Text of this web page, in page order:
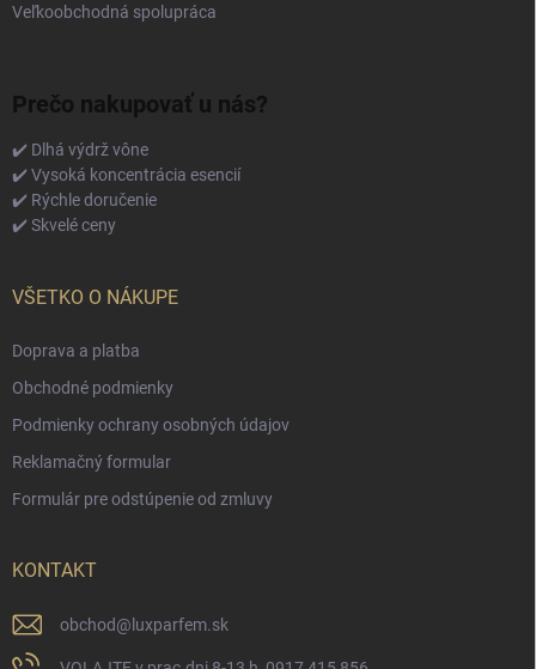
Veľkoobchodná spolupráca
Prečo nakupovať u nás?
✔️ Dlhá výdrž vône
✔️ Vysoká koncentrácia esencií
✔️ Rýchle doručenie
✔️ Skvelé ceny
VŠETKO O NÁKUPE
Doprava a platba
Obchodné podmienky
Podmienky ochrany osobných údajov
Reklamačný formular
Formulár pre odstúpenie od zmluvy
KONTAKT
obchod@ luxparfem.sk